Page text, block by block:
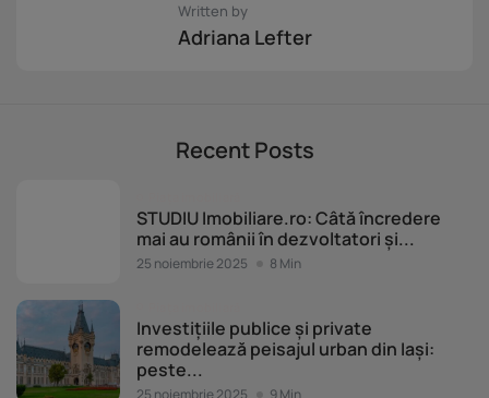
Written by
Adriana Lefter
Recent Posts
STUDIU Imobiliare.ro: Câtă încredere
mai au românii în dezvoltatori și...
25 noiembrie 2025 8 Min
Investițiile publice și private
remodelează peisajul urban din Iași:
peste...
25 noiembrie 2025 9 Min